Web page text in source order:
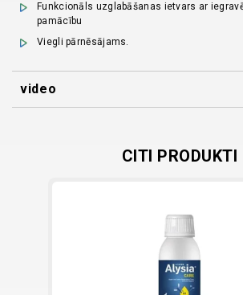
Funkcionāls uzglabāšanas ietvars ar
pamācību
Viegli pārnēsājams.
video
CITI PRODUKTI